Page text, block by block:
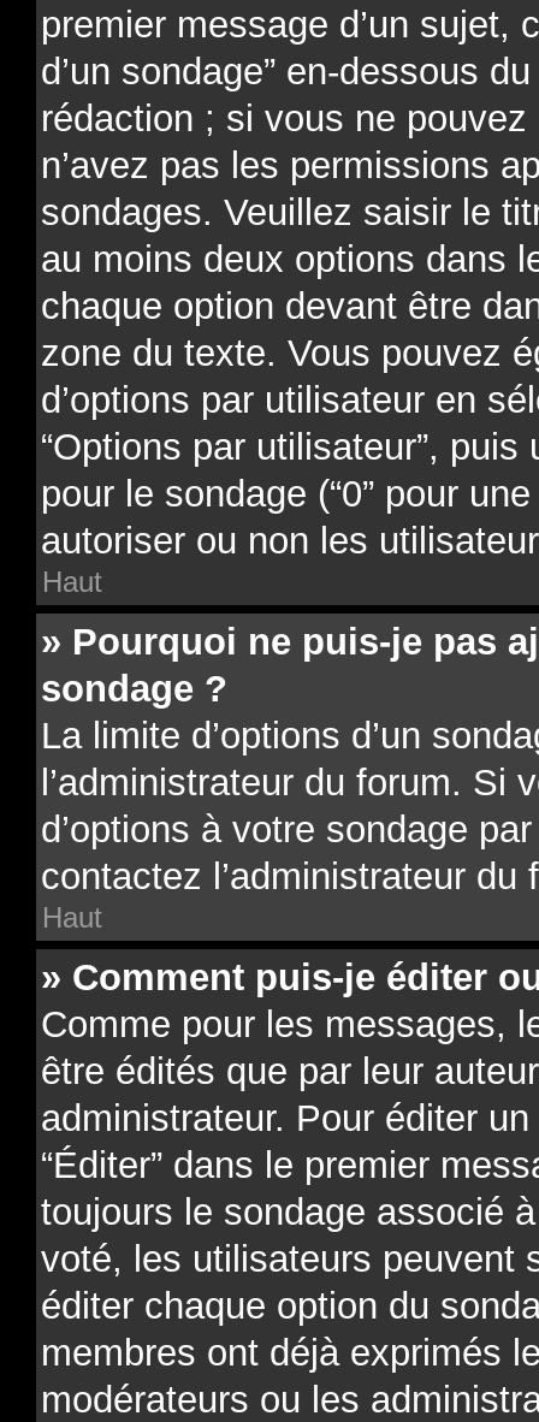
premier message d’un sujet,
d’un sondage” en-dessous
rédaction ; si vous ne
n’avez pas les permissions
sondages. Veuillez saisir le
au moins deux options dans
chaque option devant être
zone du texte. Vous pouvez
d’options par utilisateur en
“Options par utilisateur”,
pour le sondage (“0” pour
autoriser ou non les
Haut
» Pourquoi ne puis-je pas
sondage ?
La limite d’options d’un
l’administrateur du forum. Si
d’options à votre sondage
contactez l’administrateur du
Haut
» Comment puis-je éditer
Comme pour les messages,
être édités que par leur
administrateur. Pour éditer
“Éditer” dans le premier
toujours le sondage associé
voté, les utilisateurs peuvent
éditer chaque option du
membres ont déjà exprimés
modérateurs ou les